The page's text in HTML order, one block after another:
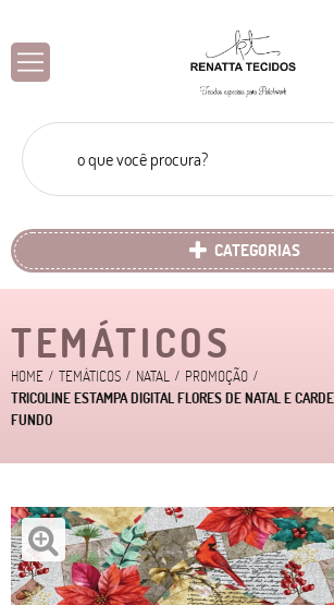
CATEGORIAS
TEMÁTICOS
HOME TEMÁTICOS NATAL
PROMOÇÃO
TRICOLINE ESTAMPA DIGITAL FLORES DE NATAL E
FUNDO